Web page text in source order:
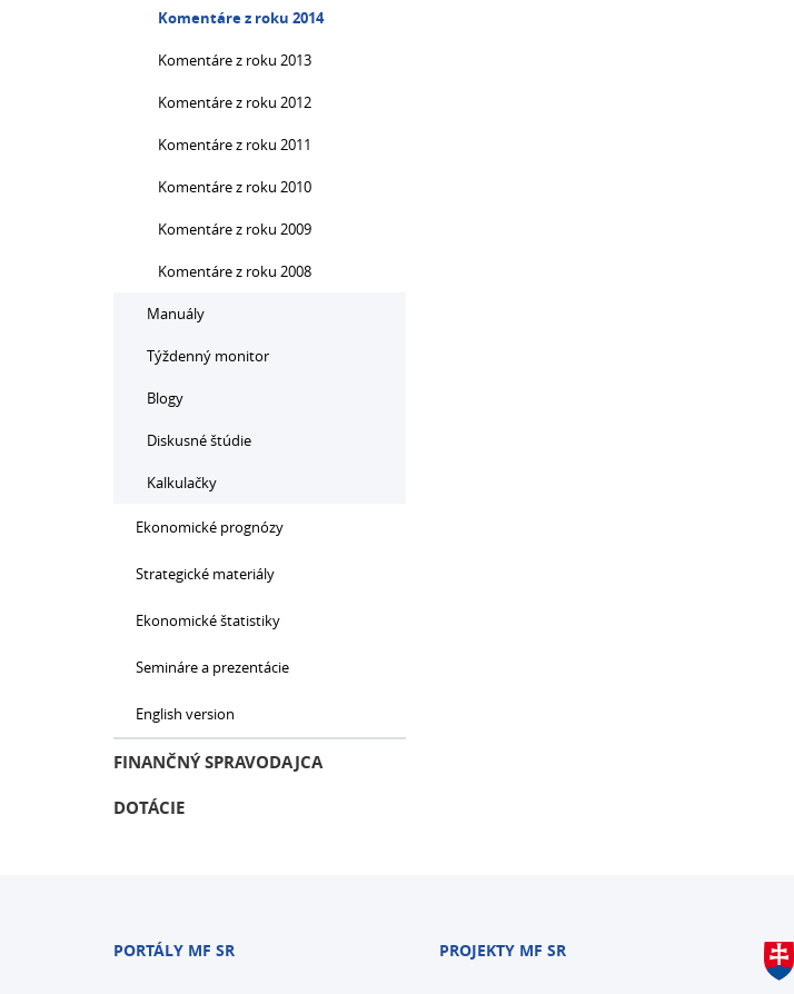
Komentáre z roku 2014
Komentáre z roku 2013
Komentáre z roku 2012
Komentáre z roku 2011
Komentáre z roku 2010
Komentáre z roku 2009
Komentáre z roku 2008
Manuály
Týždenný monitor
Blogy
Diskusné štúdie
Kalkulačky
Ekonomické prognózy
Strategické materiály
Ekonomické štatistiky
Semináre a prezentácie
English version
FINANČNÝ SPRAVODAJCA
DOTÁCIE
PORTÁLY MF SR PROJEKTY MF SR